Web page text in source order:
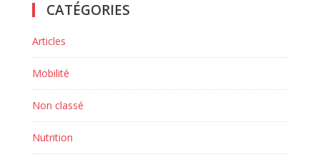
CATÉGORIES
Articles
Mobilité
Non classé
Nutrition